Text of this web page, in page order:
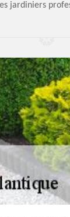
jardiniers